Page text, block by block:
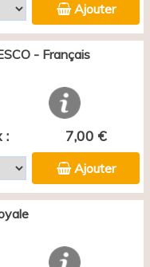
Ajouter
- Français
: 7,00 €
Ajouter